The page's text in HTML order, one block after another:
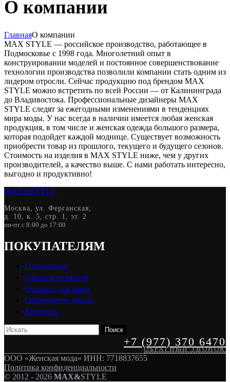
О компании
ГлавнаяО компании
MAX STYLE — российское производство, работающее в
Подмосковье с 1998 года. Многолетний опыт в
конструировании моделей и постоянное совершенствование
технологии производства позволили компании стать одним из
лидером отросли. Сейчас продукцию под брендом MAX
STYLE можно встретить по всей России — от Калининграда
до Владивостока. Профессиональные дизайнеры MAX
STYLE следят за ежегодными изменениями в тенденциях
мира моды. У нас всегда в наличии имеется любая женская
продукция, в том числе и женская одежда большого размера,
которая подойдет каждой моднице. Существует возможность
приобрести товар из прошлого, текущего и будущего сезонов.
Стоимость на изделия в MAX STYLE ниже, чем у других
производителей, а качество выше. С нами работать интересно,
выгодно и продуктивно!
MAX&STYLE
Москва, ул. Ферганская,
д. 10, к. 5, стр. 1, эт. 2
пн-пт с 8:00 до 17:00
ПОКУПАТЕЛЯМ
О компании
Таблица размеров
Оплата и доставка
Оформление заказа
Контакты
Поиск
+7 (977) 370 6470
ОБРАТНЫЙ ЗВОНОК
ООО «Женская мода» ИНН: 7718837655
Политика конфиденциальности
© 2012 - 2026 MAX&STYLE